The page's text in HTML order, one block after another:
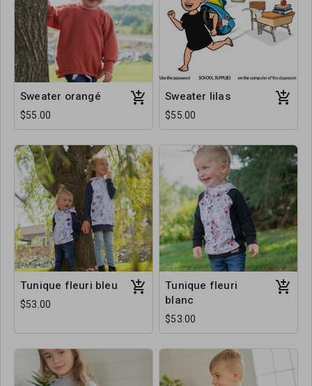
Sweater orangé
$55.00
Sweater lilas
$55.00
Tunique fleuri bleu
$53.00
Tunique fleuri
blanc
$53.00